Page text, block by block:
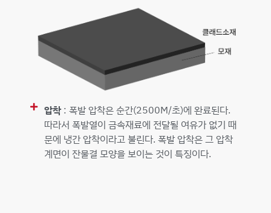
압착: 폭발 압착은 순간(2500M/초)에 완료된다.
따라서 폭발열이 금속재료에 전달될 여유가 없기 때
문에 냉간 압착이라고 불린다. 폭발 압착은 그 압착
계면이 잔물결 모양을 보이는 것이 특징이다.